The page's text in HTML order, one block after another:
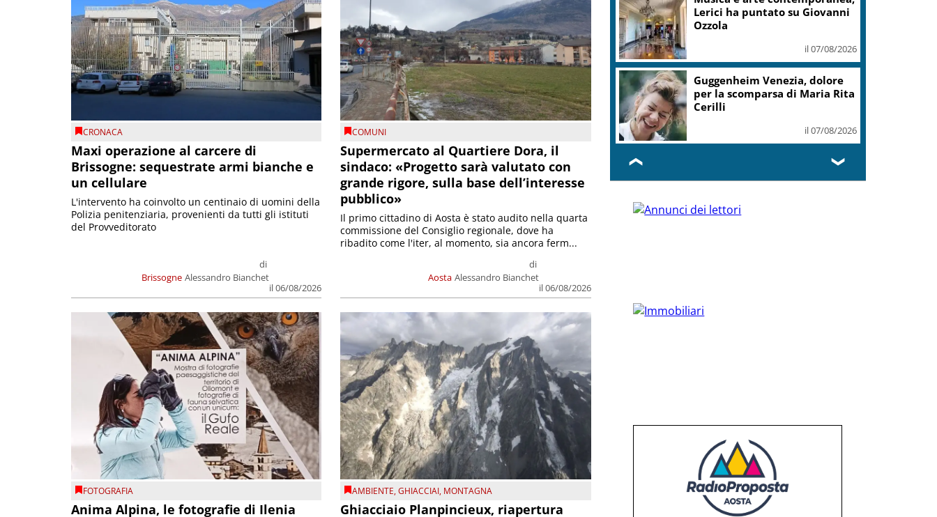
CRONACA
Maxi operazione al carcere di
Brissogne: sequestrate armi bianche e
un cellulare
Brissogne
di
Alessandro Bianchet
il 06/08/2026
L'intervento ha coinvolto un centinaio di uomini della
Polizia penitenziaria, provenienti da tutti gli istituti
del Provveditorato
COMUNI
Supermercato al Quartiere Dora, il
sindaco: «Progetto sarà valutato con
grande rigore, sulla base dell’interesse
pubblico»
Aosta
di
Alessandro Bianchet
il 06/08/2026
Il primo cittadino di Aosta è stato audito nella quarta
commissione del Consiglio regionale, dove ha
ribadito come l'iter, al momento, sia ancora ferm...
FOTOGRAFIA
Anima Alpina, le fotografie di Ilenia
AMBIENTE,GHIACCIAI, MONTAGNA
Ghiacciaio Planpincieux, riapertura
Lerici ha puntato su Giovanni
Ozzola
il 07/08/2026
Guggenheim Venezia, dolore
per la scomparsa di Maria Rita
Cerilli
il 07/08/2026
❮ ❯